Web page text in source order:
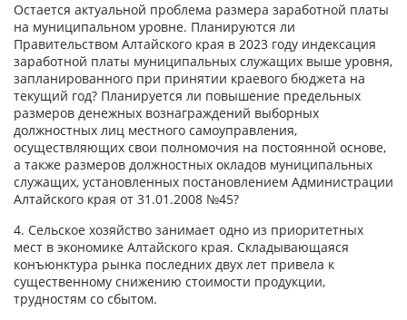
Остается актуальной проблема размера заработной платы
на муниципальном уровне. Планируются ли
Правительством Алтайского края в 2023 году индексация
заработной платы муниципальных служащих выше уровня,
запланированного при принятии краевого бюджета на
текущий год? Планируется ли повышение предельных
размеров денежных вознаграждений выборных
должностных лиц местного самоуправления,
осуществляющих свои полномочия на постоянной основе,
а также размеров должностных окладов муниципальных
служащих, установленных постановлением Администрации
Алтайского края от 31.01.2008 №45?
4. Сельское хозяйство занимает одно из приоритетных
мест в экономике Алтайского края. Складывающаяся
конъюнктура рынка последних двух лет привела к
существенному снижению стоимости продукции,
трудностям со сбытом.